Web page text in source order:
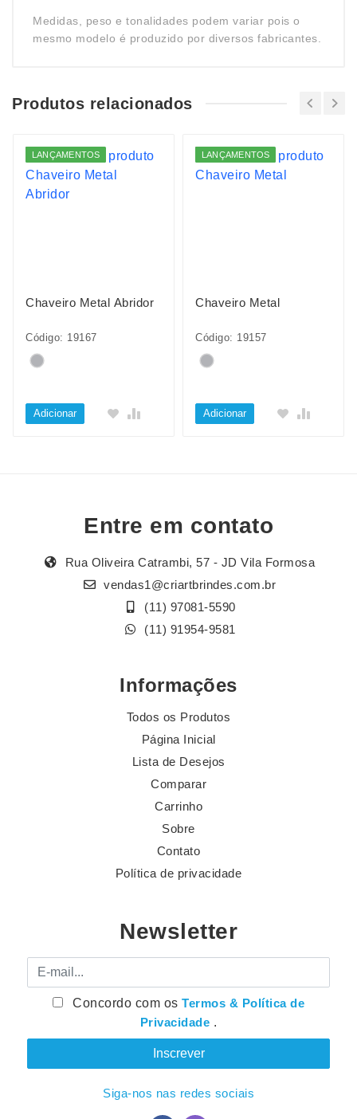
Medidas, peso e tonalidades podem variar pois o
mesmo modelo é produzido por diversos fabricantes.
Produtos relacionados
LANÇAMENTOS
Chaveiro Metal Abridor
Código: 19167
Adicionar
LANÇAMENTOS
Chaveiro Metal
Código: 19157
Adicionar
Entre em contato
Rua Oliveira Catrambi, 57 - JD Vila Formosa
vendas1@criartbrindes.com.br
(11) 97081-5590
(11) 91954-9581
Informações
Todos os Produtos
Página Inicial
Lista de Desejos
Comparar
Carrinho
Sobre
Contato
Política de privacidade
Newsletter
E-mail
Concordo com osTermos & Política de
Privacidade .
Siga-nos nas redes sociais